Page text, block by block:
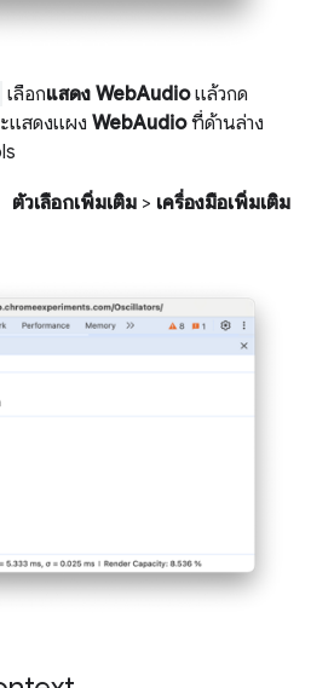
เลือกแสดง WebAudioแล้วกด
แสดงแผง WebAudioที่ด้านล่าง
ตัวเลือกเพิ่มเติม > เครื่องมือเพิ่มเติม